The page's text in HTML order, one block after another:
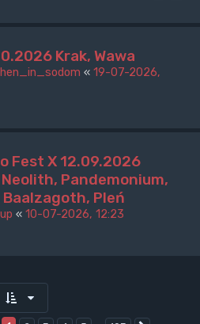
Krak, Wawa
« 19-07-2026,
Fest X 12.09.2026
Neolith, Pandemonium,
Pleń
« 10-07-2026, 12:23